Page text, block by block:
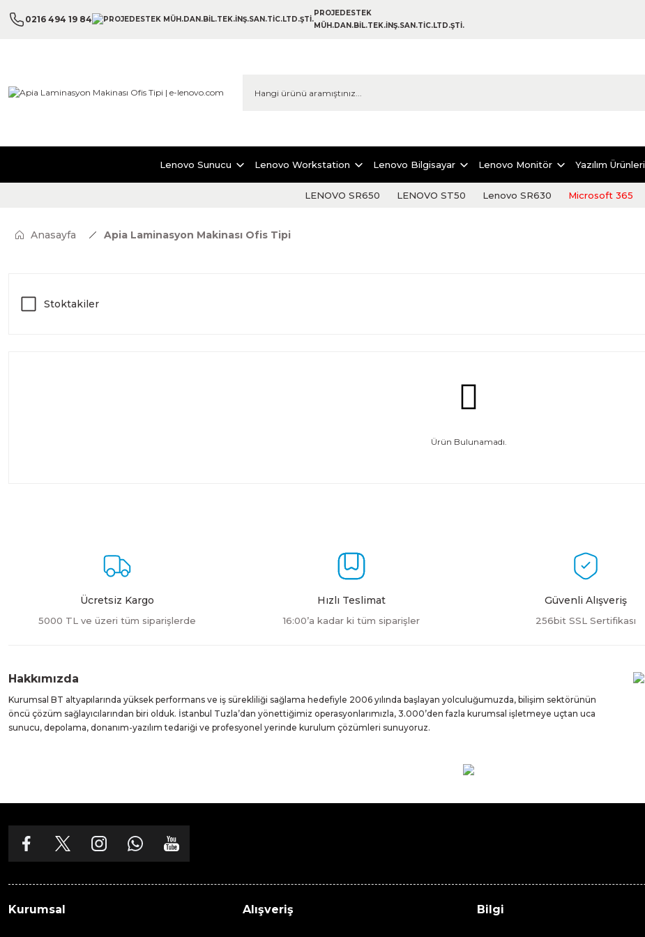
0216 494 19 84
PROJEDESTEK
MÜH.DAN.BİL.TEK.İNŞ.SAN.TİC.LTD.ŞTİ.
Lenovo Sunucu Lenovo Workstation Lenovo Bilgisayar Lenovo Monitör Yazılım Ürünleri
LENOVO SR650 LENOVO ST50 Lenovo SR630 Microsoft 365
Anasayfa Apia Laminasyon Makinası Ofis Tipi
Stoktakiler
Ürün Bulunamadı.
Ücretsiz Kargo
5000 TL ve üzeri tüm siparişlerde
Hızlı Teslimat
16:00’a kadar ki tüm siparişler
Güvenli Alışveriş
256bit SSL Sertifikası
Hakkımızda
Kurumsal BT altyapılarında yüksek performans ve iş sürekliliği sağlama hedefiyle 2006 yılında başlayan yolculuğumuzda, bilişim sektörünün
öncü çözüm sağlayıcılarından biri olduk. İstanbul Tuzla’dan yönettiğimiz operasyonlarımızla, 3.000’den fazla kurumsal işletmeye uçtan uca
sunucu, depolama, donanım-yazılım tedariği ve profesyonel yerinde kurulum çözümleri sunuyoruz.
Kurumsal Alışveriş Bilgi